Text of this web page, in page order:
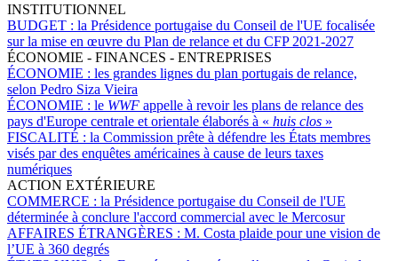
INSTITUTIONNEL
BUDGET : la Présidence portugaise du Conseil de l'UE focalisée
sur la mise en œuvre du Plan de relance et du CFP 2021-2027
ÉCONOMIE - FINANCES - ENTREPRISES
ÉCONOMIE : les grandes lignes du plan portugais de relance,
selon Pedro Siza Vieira
ÉCONOMIE : le WWF appelle à revoir les plans de relance des
pays d'Europe centrale et orientale élaborés à « huis clos »
FISCALITÉ : la Commission prête à défendre les États membres
visés par des enquêtes américaines à cause de leurs taxes
numériques
ACTION EXTÉRIEURE
COMMERCE : la Présidence portugaise du Conseil de l'UE
déterminée à conclure l'accord commercial avec le Mercosur
AFFAIRES ÉTRANGÈRES : M. Costa plaide pour une vision de
l’UE à 360 degrés